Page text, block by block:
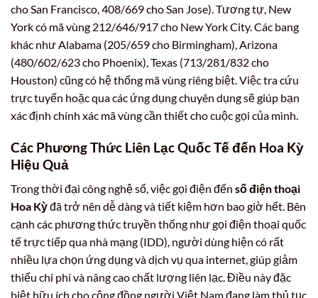
cho San Francisco, 408/669 cho San Jose). Tương tự, New
York có mã vùng 212/646/917 cho New York City. Các bang
khác như Alabama (205/659 cho Birmingham), Arizona
(480/602/623 cho Phoenix), Texas (713/281/832 cho
Houston) cũng có hệ thống mã vùng riêng biệt. Việc tra cứu
trực tuyến hoặc qua các ứng dụng chuyên dụng sẽ giúp bạn
xác định chính xác mã vùng cần thiết cho cuộc gọi của mình.
Các Phương Thức Liên Lạc Quốc Tế đến Hoa Kỳ
Hiệu Quả
Trong thời đại công nghệ số, việc gọi điện đến số điện thoại
Hoa Kỳđã trở nên dễ dàng và tiết kiệm hơn bao giờ hết. Bên
cạnh các phương thức truyền thống như gọi điện thoại quốc
tế trực tiếp qua nhà mạng (IDD), người dùng hiện có rất
nhiều lựa chọn ứng dụng và dịch vụ qua internet, giúp giảm
thiểu chi phí và nâng cao chất lượng liên lạc. Điều này đặc
biệt hữu ích cho cộng đồng người Việt Nam đang làm thủ tục